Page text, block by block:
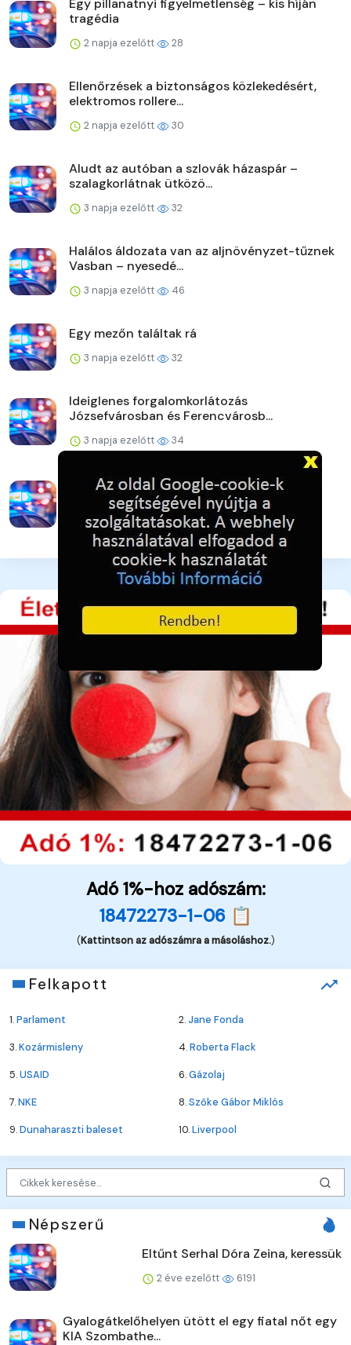
Egy pillanatnyi figyelmetlenség – kis híján
tragédia
2 napja ezelőtt 28
Ellenőrzések a biztonságos közlekedésért,
elektromos rollere...
2 napja ezelőtt 30
Aludt az autóban a szlovák házaspár –
szalagkorlátnak ütközö...
3 napja ezelőtt 32
Halálos áldozata van az aljnövényzet-tűznek
Vasban – nyesedé...
3 napja ezelőtt 46
Egy mezőn találtak rá
3 napja ezelőtt 32
Ideiglenes forgalomkorlátozás
Józsefvárosban és Ferencvárosb...
3 napja ezelőtt 34
Strandoljunk biztonságosan Pest
vármegyében is!
3 napja ezelőtt 36
Adó 1%-hoz adószám:
18472273-1-06 📋
(Kattintson az adószámra a másoláshoz.)
Felkapott
1.Parlament 2.Jane Fonda
3.Kozármisleny 4.Roberta Flack
5.USAID 6.Gázolaj
7.NKE 8.Szőke Gábor Miklós
9.Dunaharaszti baleset 10.Liverpool
Népszerű
Eltűnt Serhal Dóra Zeina, keressük
2 éve ezelőtt 6191
Gyalogátkelőhelyen ütött el egy fiatal nőt egy
KIA Szombathe...